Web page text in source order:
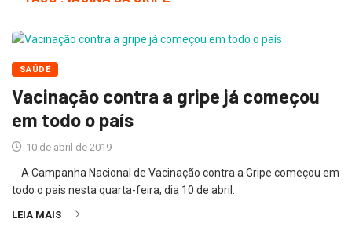
SAÚDE
Vacinação contra a gripe já começou
em todo o país
10 de abril de 2019
A Campanha Nacional de Vacinação contra a Gripe começou em
todo o pais nesta quarta-feira, dia 10 de abril.
LEIA MAIS